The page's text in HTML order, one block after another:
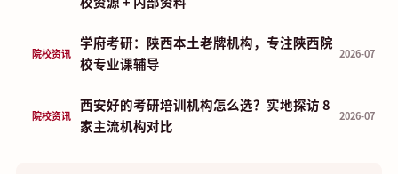
院校资讯
学府考研：陕西本土老牌机构，专注陕西院
校专业课辅导
2026-07
院校资讯
西安好的考研培训机构怎么选？实地探访 8
家主流机构对比
2026-07